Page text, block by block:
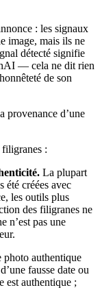
: les signaux
image, mais ils ne
détecté signifie
— cela ne dit rien
de son
provenance d’une
filigranes :
La plupart
été créées avec
les outils plus
des filigranes ne
n’est pas une
photo authentique
fausse date ou
est authentique ;